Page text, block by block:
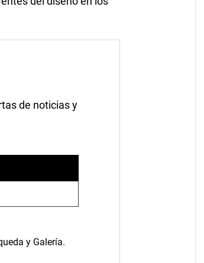
de noticias y
y Galería.